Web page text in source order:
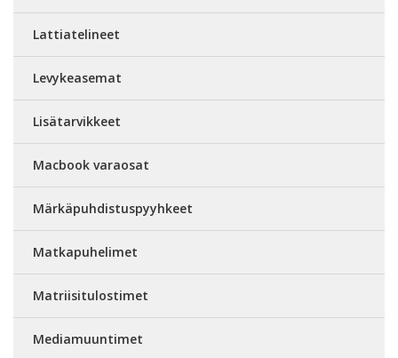
Lattiatelineet
Levykeasemat
Lisätarvikkeet
Macbook varaosat
Märkäpuhdistuspyyhkeet
Matkapuhelimet
Matriisitulostimet
Mediamuuntimet